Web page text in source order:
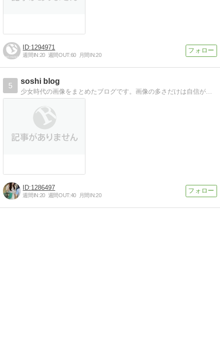
1294971
週間IN:20 週間OUT:60 月間IN:20
5
soshi blog
少女時代の画像をまとめたブログです。画像の多さだけは自信があります。日々毎日更新しています！
1286497
週間IN:20 週間OUT:40 月間IN:20